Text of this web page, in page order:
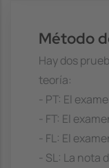
Método
Hay dos
teoría:
- PT: El
- FT: El
- FL: El
- SL: La